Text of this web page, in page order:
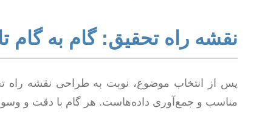
نقشه راه تحقیق: گام به گام
پس از انتخاب موضوع، نوبت به طراحی نقشه
مناسب و جمع‌آوری داده‌هاست. هر گام با دقت و